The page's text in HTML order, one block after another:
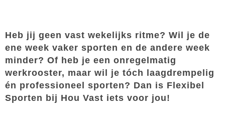
Flexibel sporten
Vakanties
Docenten
Inschrijven
Contributie
Kledingvoorschriften
Uitschrijven
Activiteiten
Heb jij geen vast wekelijks ritme? Wil je de
ene week vaker sporten en de andere week
minder? Of heb je een onregelmatig
werkrooster, maar wil je tóch laagdrempelig
én professioneel sporten? Dan is Flexibel
Sporten bij Hou Vast iets voor jou!